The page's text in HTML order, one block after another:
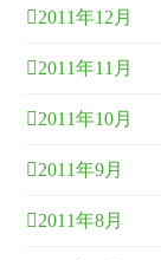
2011年12月
2011年11月
2011年10月
2011年9月
2011年8月